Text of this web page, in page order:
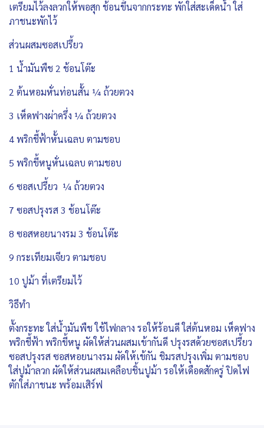
เตรียมไว้ลงลวกให้พอสุก ช้อนขึ้นจากกระทะ พักใส่สะเด็ดน้ำ ใส่
ภาชนะพักไว้
ส่วนผสมซอสเปรี้ยว
1 น้ำมันพืช 2 ช้อนโต๊ะ
2 ต้นหอมหั่นท่อนสั้น ¼ ถ้วยตวง
3 เห็ดฟางผ่าครึ่ง ¼ ถ้วยตวง
4 พริกชี้ฟ้าหั้นเฉลบ ตามชอบ
5 พริกขี้หนูหั่นเฉลบ ตามชอบ
6 ซอสเปรี้ยว ¼ ถ้วยตวง
7 ซอสปรุงรส 3 ช้อนโต๊ะ
8 ซอสหอยนางรม 3 ช้อนโต๊ะ
9 กระเทียมเจียว ตามชอบ
10 ปูม้า ที่เตรียมไว้
วิธีทำ
ตั้งกระทะ ใส่น้ำมันพืช ใช้ไฟกลาง รอให้ร้อนดี ใส่ต้นหอม เห็ดฟาง
พริกชี้ฟ้า พริกขี้หนู ผัดให้ส่วนผสมเข้ากันดี ปรุงรสด้วยซอสเปรี้ยว
ซอสปรุงรส ซอสหอยนางรม ผัดให้เข้กัน ชิมรสปรุงเพิ่ม ตามชอบ
ใส่ปูม้าลวก ผัดให้ส่วนผสมเคลือบชิ้นปูม้า รอให้เดือดสักครู่ ปิดไฟ
ตักใส่ภาชนะ พร้อมเสิร์ฟ